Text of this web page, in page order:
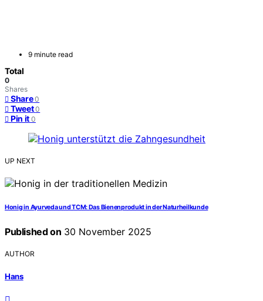
9 minute read
Total
0
Shares
Share 0
Tweet 0
Pin it 0
UP NEXT
Honig in Ayurveda und TCM: Das Bienenprodukt in der Naturheilkunde
Published on 30 November 2025
AUTHOR
Hans